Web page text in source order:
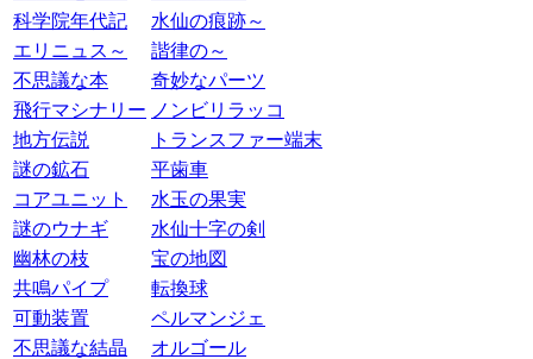
科学院年代記
水仙の痕跡～
エリニュス～
諧律の～
不思議な本
奇妙なパーツ
飛行マシナリー ノンビリラッコ
地方伝説
トランスファー端末
謎の鉱石
平歯車
コアユニット
水玉の果実
謎のウナギ
水仙十字の剣
幽林の枝
宝の地図
共鳴パイプ
転換球
可動装置
ペルマンジェ
不思議な結晶
オルゴール